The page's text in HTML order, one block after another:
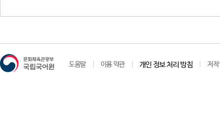
도움말 이용 약관 개인 정보 처리 방침 저